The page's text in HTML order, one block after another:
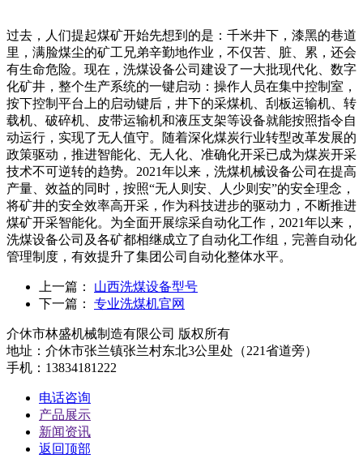
过去，人们提起煤矿开始先想到的是：千米井下，漆黑的巷道
里，满脸煤尘的矿工兄弟辛勤地作业，不仅苦、脏、累，还会
有生命危险。现在，洗煤设备公司建设了一大批现代化、数字
化矿井，整个生产系统的一键启动：操作人员在集中控制室，
按下控制平台上的启动键后，井下的采煤机、刮板运输机、转
载机、破碎机、皮带运输机和液压支架等设备就能按照指令自
动运行，实现了无人值守。随着深化煤炭行业转型改革发展的
政策驱动，推进智能化、无人化、准确化开采已成为煤炭开采
技术不可逆转的趋势。2021年以来，洗煤机械设备公司在提高
产量、效益的同时，按照“无人则安、人少则安”的安全理念，
将矿井的安全效率高开采，作为科技进步的驱动力，不断推进
煤矿开采智能化。为全面开展综采自动化工作，2021年以来，
洗煤设备公司及各矿都相继成立了自动化工作组，完善自动化
管理制度，有效提升了集团公司自动化整体水平。
上一篇：
山西洗煤设备型号
下一篇：
专业洗煤机官网
介休市林盛机械制造有限公司 版权所有
地址：介休市张兰镇张兰村东北3公里处（221省道旁）
手机：13834181222
电话咨询
产品展示
新闻资讯
返回顶部